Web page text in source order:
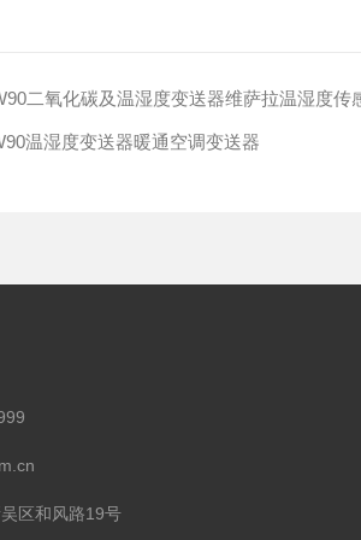
二氧化碳及温湿度变送器维萨拉温湿度传
温湿度变送器暖通空调变送器
区和风路19号